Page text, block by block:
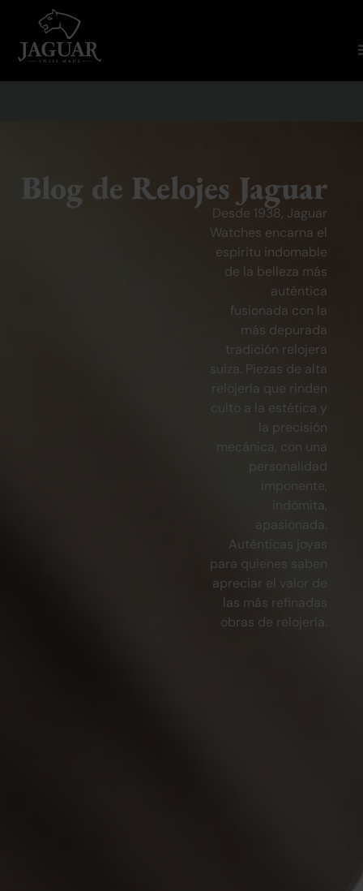
Blog de Relojes Jaguar
Desde 1938, Jaguar
Watches encarna el
espíritu indomable
de la belleza más
auténtica
fusionada con la
más depurada
tradición relojera
suiza. Piezas de alta
relojería que rinden
culto a la estética y
la precisión
mecánica, con una
personalidad
imponente,
indómita,
apasionada.
Auténticas joyas
para quienes saben
apreciar el valor de
las más refinadas
obras de relojería.